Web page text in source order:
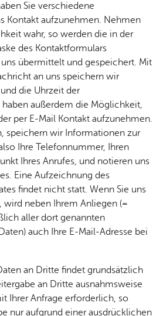
Sie verschiedene
Kontakt aufzunehmen. Nehmen
wahr, so werden die in der
des Kontaktformulars
übermittelt und gespeichert. Mit
an uns speichern wir
die Uhrzeit der
haben außerdem die Möglichkeit,
per E-Mail Kontakt aufzunehmen.
speichern wir Informationen zur
Ihre Telefonnummer, Ihren
Ihres Anrufes, und notieren uns
Eine Aufzeichnung des
findet nicht statt. Wenn Sie uns
wird neben Ihrem Anliegen (=
aller dort genannten
auch Ihre E-Mail-Adresse bei
an Dritte findet grundsätzlich
an Dritte ausnahmsweise
Ihrer Anfrage erforderlich, so
nur aufgrund einer ausdrücklichen